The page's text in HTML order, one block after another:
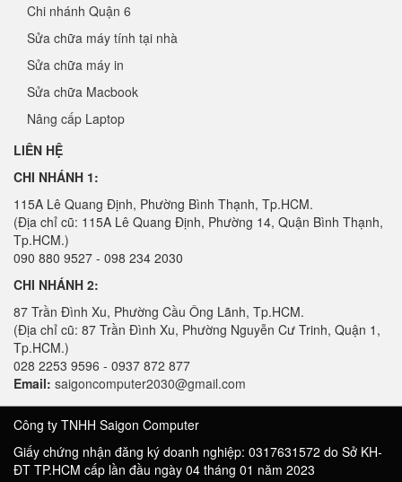
Chi nhánh Quận 6
Sửa chữa máy tính tại nhà
Sửa chữa máy in
Sửa chữa Macbook
Nâng cấp Laptop
LIÊN HỆ
CHI NHÁNH 1:
115A Lê Quang Định, Phường Bình Thạnh, Tp.HCM.
(Địa chỉ cũ: 115A Lê Quang Định, Phường 14, Quận Bình Thạnh,
Tp.HCM.)
090 880 9527 - 098 234 2030
CHI NHÁNH 2:
87 Trần Đình Xu, Phường Cầu Ông Lãnh, Tp.HCM.
(Địa chỉ cũ: 87 Trần Đình Xu, Phường Nguyễn Cư Trinh, Quận 1,
Tp.HCM.)
028 2253 9596 - 0937 872 877
Email: saigoncomputer2030@gmail.com
Công ty TNHH Saigon Computer
Giấy chứng nhận đăng ký doanh nghiệp: 0317631572 do Sở KH-
ĐT TP.HCM cấp lần đầu ngày 04 tháng 01 năm 2023